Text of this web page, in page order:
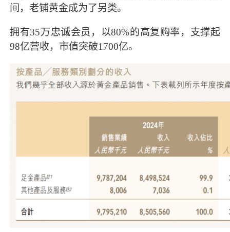
间，老铺黄金成为了另类。
拥有35万忠诚会员，以80%的高复购率，支撑起
98亿营收，市值突破1700亿。